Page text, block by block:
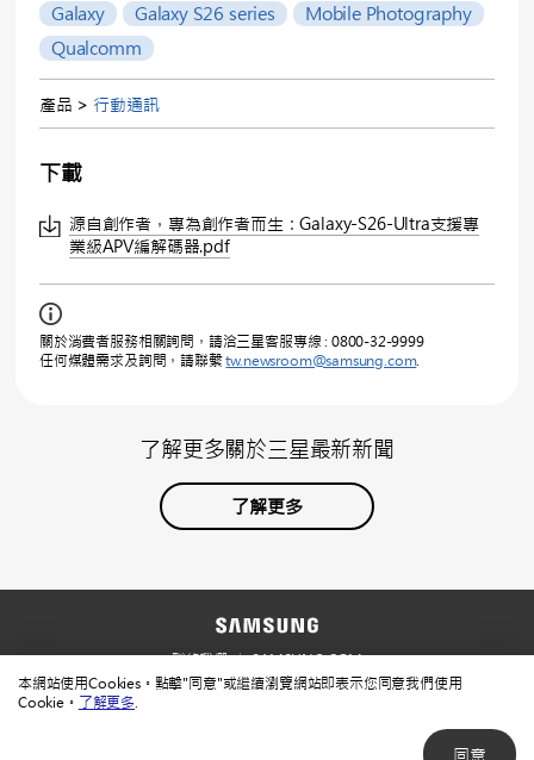
本網站使用Cookies。點擊"同意"或繼續瀏覽網站即表示您同意我們使用
Cookie。 了解更多
同意
Galaxy Galaxy S26 series
Mobile Photography
Qualcomm
產品 > 行動通訊
下載
源自創作者，專為創作者而生：Galaxy-S26-Ultra支援專
業級APV編解碼器.pdf
關於消費者服務相關詢問，請洽三星客服專線 : 0800-32-9999
任何媒體需求及詢問，請聯繫tw.newsroom@samsung.com.
了解更多關於三星最新新聞
了解更多
聯絡我們
SAMSUNG.COM
使用規範
隱私規範